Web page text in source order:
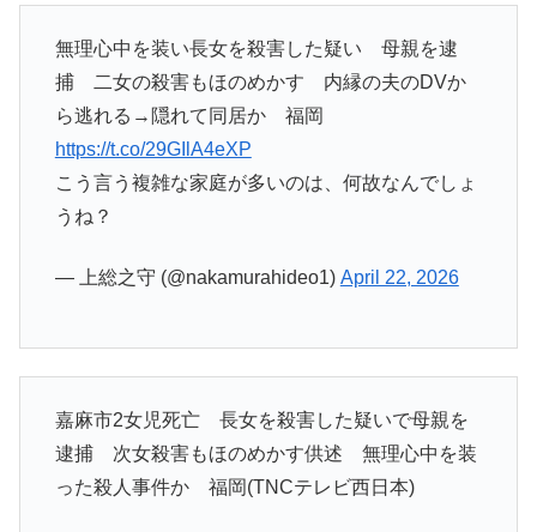
無理心中を装い長女を殺害した疑い 母親を逮
捕 二女の殺害もほのめかす 内縁の夫のDVか
ら逃れる→隠れて同居か 福岡
https://t.co/29GIlA4eXP
こう言う複雑な家庭が多いのは、何故なんでしょ
うね？
— 上総之守 (@nakamurahideo1) April 22, 2026
嘉麻市2女児死亡 長女を殺害した疑いで母親を
逮捕 次女殺害もほのめかす供述 無理心中を装
った殺人事件か 福岡(TNCテレビ西日本)